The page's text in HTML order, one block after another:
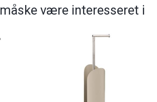
være interesseret i